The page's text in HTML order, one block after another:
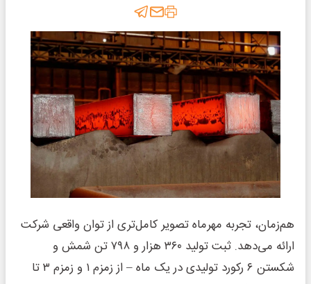
هم‌زمان، تجربه مهرماه تصویر کامل‌تری از توان واقعی شرکت
ارائه می‌دهد. ثبت تولید ۳۶۰ هزار و ۷۹۸ تن شمش و
شکستن ۶ رکورد تولیدی در یک ماه – از زمزم ۱ و زمزم ۳ تا